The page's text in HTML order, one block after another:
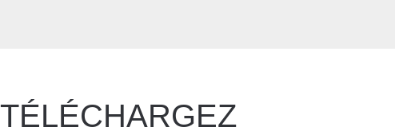
TÉLÉCHARGEZ